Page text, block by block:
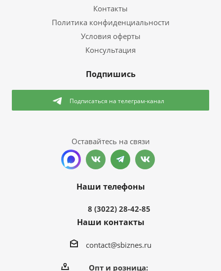
Контакты
Политика конфиденциальности
Условия оферты
Консультация
Подпишись
Подписаться на телеграм-канал
Оставайтесь на связи
Наши телефоны
8 (3022) 28-42-85
Наши контакты
contact@sbiznes.ru
Опт и розница: